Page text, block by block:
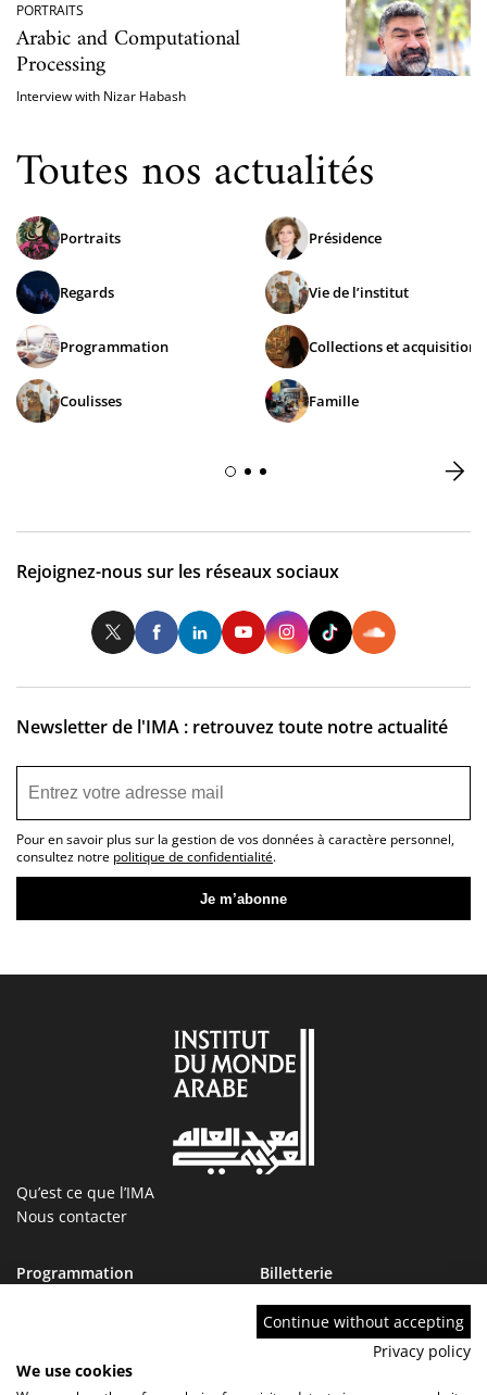
PORTRAITS
Arabic and Computational
Processing
Interview with Nizar Habash
Toutes nos actualités
Portraits
Regards
Programmation
Coulisses
Présidence
Vie de l’institut
Collections et acquisitions
Famille
Rejoignez-nous sur les réseaux sociaux
TwitterFacebookLinkedInYoutubeInstagram
Newsletter de l'IMA : retrouvez toute notre actualité
Pour en savoir plus sur la gestion de vos données à caractère personnel,
consultez notre politique de confidentialité.
Qu’est ce que l’IMA
Nous contacter
Programmation
Devenir Ami de l’IMA
Billetterie
IMA tourcoing
Marchés publics
Continue without accepting
Privacy policy
We use cookies